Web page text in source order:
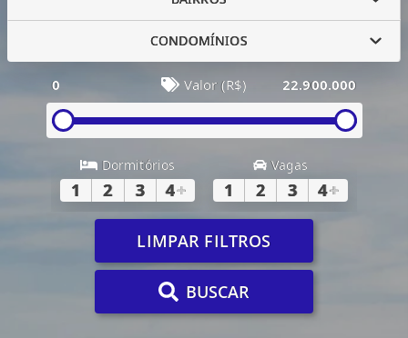
CONDOMÍNIOS
0 Valor (R$) 22.900.000
Dormitórios
1 2 3 4+
Vagas
1 2 3 4+
LIMPAR FILTROS
BUSCAR